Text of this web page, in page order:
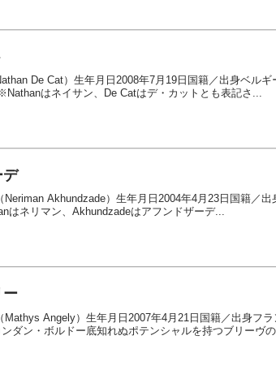
De Cat）生年月日2008年7月19日国籍／出身ベル
はネイサン、De Catはデ・カットとも表記さ...
デ
Akhundzade）生年月日2004年4月23日国籍／
はネリマン、Akhundzadeはアフンドザーデ...
ー
Mathys Angely）生年月日2007年4月21日国籍／出身フ
ダン・ボルドー底知れぬポテンシャルを持つブリーヴの